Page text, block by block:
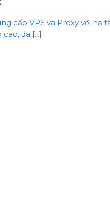
cấp VPS và Proxy với hạ
đa [...]